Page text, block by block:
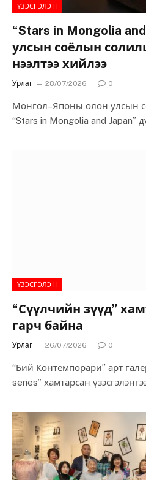
ҮЗЭСГЭЛЭН
“Stars in Mongolia
улсын соёлын
нээлтээ хийлээ
Урлаг 28/07/2026 0
Монгол–Японы олон улсын
“Stars in Mongolia and Japan”
ҮЗЭСГЭЛЭН
“Сүүлчийн зүүд”
гарч байна
Урлаг 26/07/2026 0
“Бий Контемпорари” арт
series” хамтарсан
хүрээгээ тэлж,…